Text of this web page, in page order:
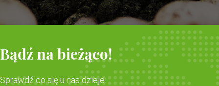
Bądź na bieżąco!
Sprawdź co się u nas dzieje.